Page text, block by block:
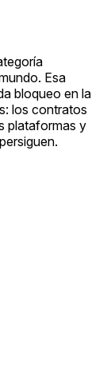
Esa
bloqueo en la
los contratos
plataformas y